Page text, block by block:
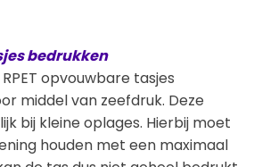
bedrukken
opvouwbare tasjes
middel van zeefdruk. Deze
bij kleine oplages. Hierbij moet
houden met een maximaal